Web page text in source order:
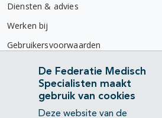
Diensten & advies
Werken bij
Gebruikersvoorwaarden
Privacyverklaring
Contact
Mercatorlaan 1200
De Federatie Medisch
Specialisten maakt
gebruik van cookies
Deze website van de